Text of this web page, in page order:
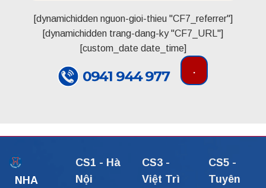
[dynamichidden nguon-gioi-thieu "CF7_referrer"]
[dynamichidden trang-dang-ky "CF7_URL"]
[custom_date date_time]
NHA
CS1 - Hà
Nội
CS3 -
Việt Trì
CS5 -
Tuyên